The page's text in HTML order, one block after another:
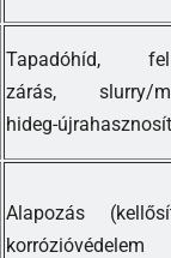
Tapadóhíd,
zárás, slurry/
hideg-
Alapozás
korrózióvédelem